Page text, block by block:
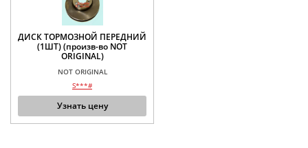
ДИСК ТОРМОЗНОЙ ПЕРЕДНИЙ
(1ШТ) (произв-во NOT
ORIGINAL)
NOT ORIGINAL
S***#
Узнать цену